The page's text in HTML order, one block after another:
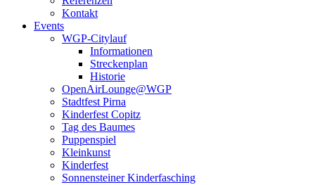
Kontakt
Events
WGP-Citylauf
Informationen
Streckenplan
Historie
OpenAirLounge@WGP
Stadtfest Pirna
Kinderfest Copitz
Tag des Baumes
Puppenspiel
Kleinkunst
Kinderfest
Sonnensteiner Kinderfasching